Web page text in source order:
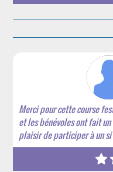
Merci pour cette course
et les bénévoles ont fait
plaisir de participer à un